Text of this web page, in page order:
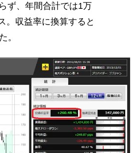
ず、年間合計では1万
。収益率に換算すると
。